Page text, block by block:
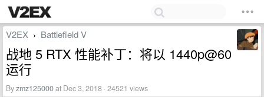
V2EX › Battlefield V
战地 5 RTX 性能补丁：将以 1440p@60
运行
Byzmz125000at Dec 3, 2018 · 24521 views